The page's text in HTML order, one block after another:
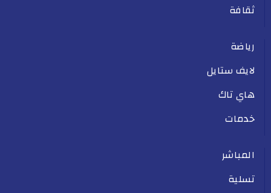
ثقافة
رياضة
لايف ستايل
هاي تاك
خدمات
المباشر
تسلية